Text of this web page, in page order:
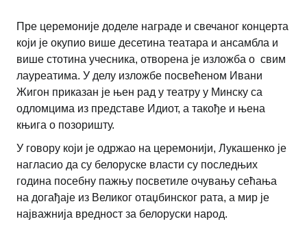
Пре церемоније доделе награде и свечаног концерта
који је окупио више десетина театара и ансамбла и
више стотина учесника, отворена је изложба о свим
лауреатима. У делу изложбе посвећеном Ивани
Жигон приказан је њен рад у театру у Минску са
одломцима из представе Идиот, а такође и њена
књига о позоришту.
У говору који је одржао на церемонији, Лукашенко је
нагласио да су белоруске власти су последњих
година посебну пажњу посветиле очувању сећања
на догађаје из Великог отаџбинског рата, а мир је
најважнија вредност за белоруски народ.